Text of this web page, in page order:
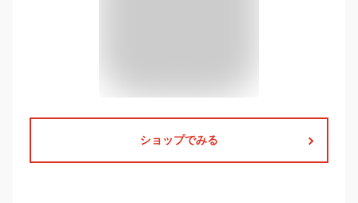
ショップでみる